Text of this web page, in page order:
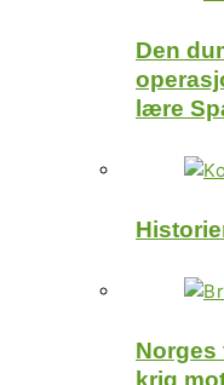
Den
lære
Norges
krig